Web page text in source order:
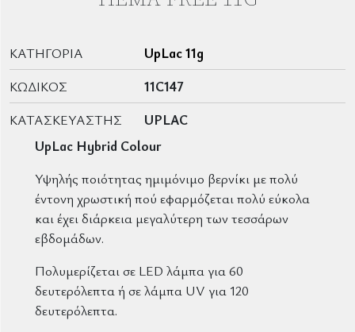
ΚΑΤΗΓΟΡΊΑ
UpLac 11g
ΚΩΔΙΚΌΣ
11C147
ΚΑΤΑΣΚΕΥΑΣΤΉΣ
UPLAC
UpLac Hybrid Colour
Υψηλής ποιότητας ημιμόνιμο βερνίκι με πολύ
έντονη χρωστική πού εφαρμόζεται πολύ εύκολα
και έχει διάρκεια μεγαλύτερη των τεσσάρων
εβδομάδων.
Πολυμερίζεται σε LED λάμπα για 60
δευτερόλεπτα ή σε λάμπα UV για 120
δευτερόλεπτα.